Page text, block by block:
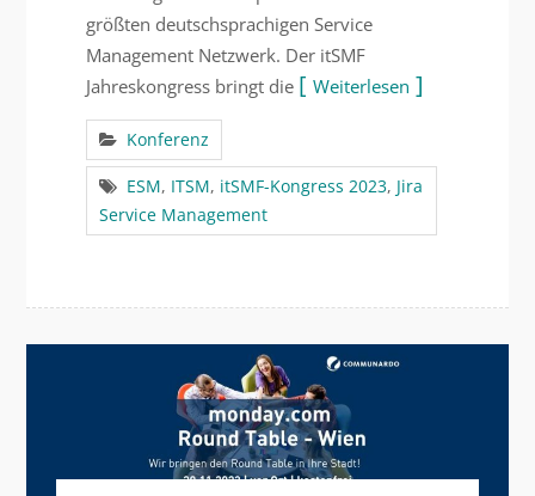
größten deutschsprachigen Service
Management Netzwerk. Der itSMF
Jahreskongress bringt die
Weiterlesen
Konferenz
ESM, ITSM, itSMF-Kongress 2023, Jira
Service Management